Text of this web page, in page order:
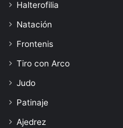
Halterofilia
Natación
Frontenis
Tiro con Arco
Judo
Patinaje
Ajedrez